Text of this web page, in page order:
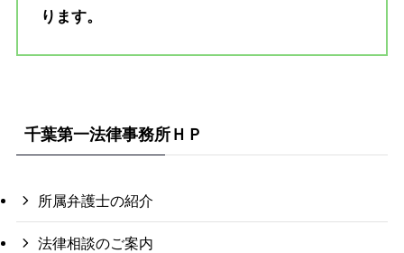
ります。
千葉第一法律事務所ＨＰ
所属弁護士の紹介
法律相談のご案内